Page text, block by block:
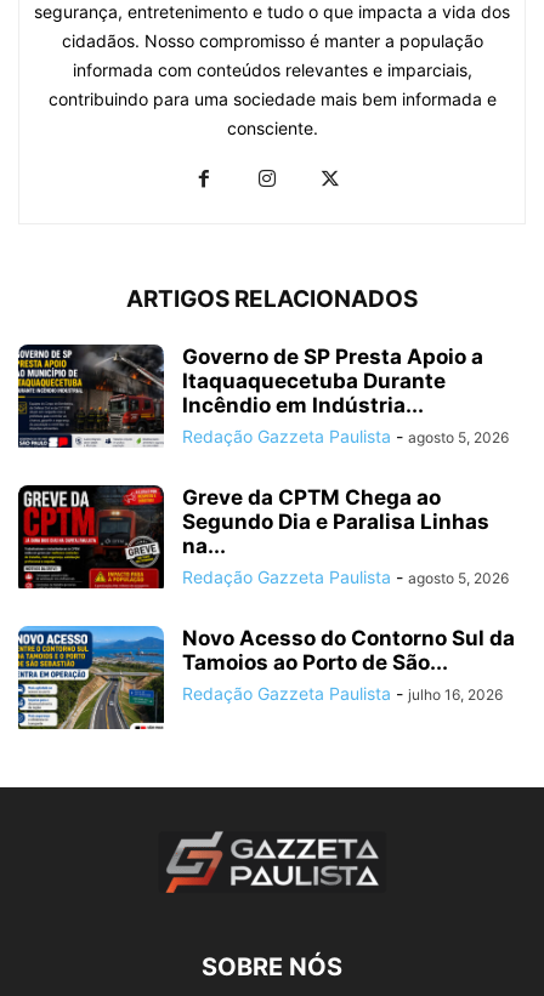
segurança, entretenimento e tudo o que impacta a vida dos
cidadãos. Nosso compromisso é manter a população
informada com conteúdos relevantes e imparciais,
contribuindo para uma sociedade mais bem informada e
consciente.
ARTIGOS RELACIONADOS
Governo de SP Presta Apoio a
Itaquaquecetuba Durante
Incêndio em Indústria...
Redação Gazzeta Paulista - agosto 5, 2026
Greve da CPTM Chega ao
Segundo Dia e Paralisa Linhas
na...
Redação Gazzeta Paulista - agosto 5, 2026
Novo Acesso do Contorno Sul da
Tamoios ao Porto de São...
Redação Gazzeta Paulista - julho 16, 2026
SOBRE NÓS